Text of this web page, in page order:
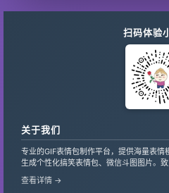
扫码体验
关于我们
专业的GIF表情包制作平台，提供海量表
生成个性化搞笑表情包、微信斗图图片。
服务，支持自定义文字、贴纸，让创意轻松
查看详情 →